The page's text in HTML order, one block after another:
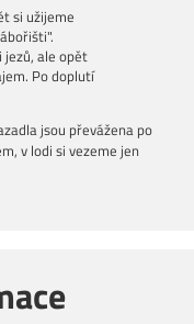
si užijeme
jezů, ale opět
Po doplutí
jsou převážena po
v lodi si vezeme jen